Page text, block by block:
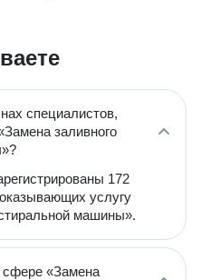
специалистов,
заливного
172
услугу
машины».
сфере «Замена